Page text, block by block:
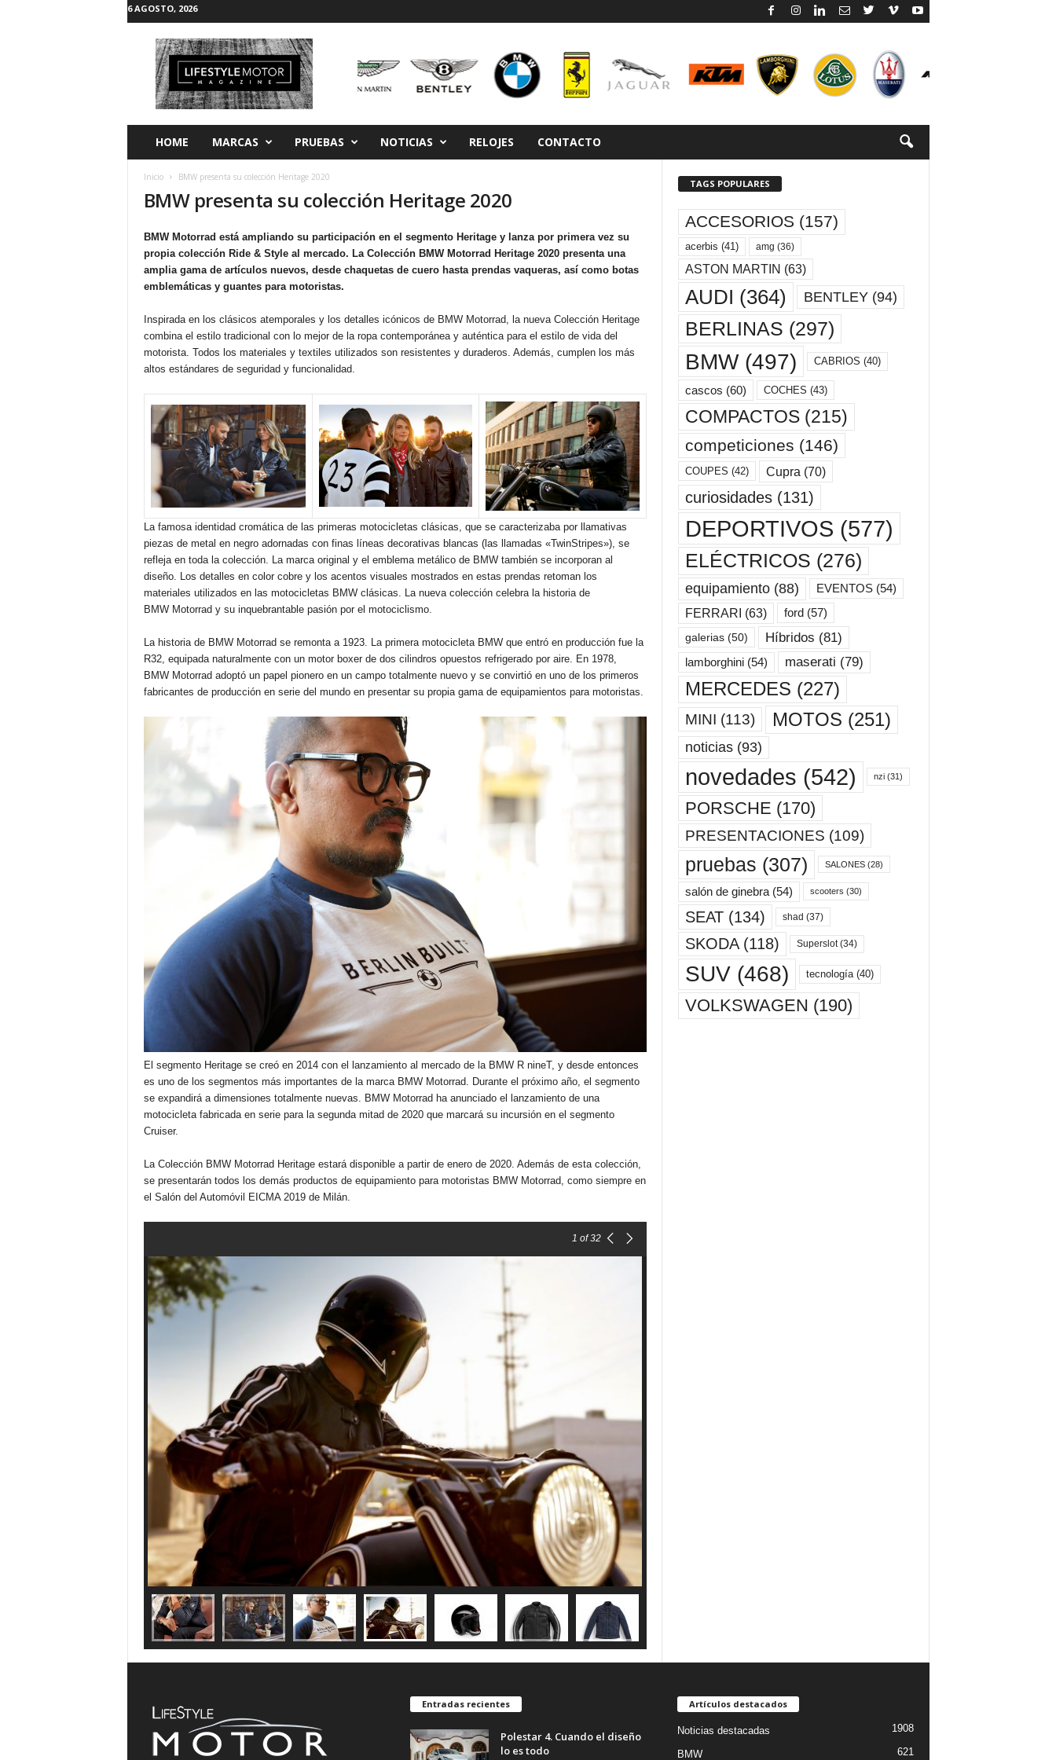
6 AGOSTO, 2026
HOME MARCAS PRUEBAS NOTICIAS RELOJES CONTACTO
Inicio BMW presenta su colección Heritage 2020
BMW presenta su colección Heritage 2020
BMW Motorrad está ampliando su participación en el segmento Heritage y lanza por primera vez su
propia colección Ride & Style al mercado. La Colección BMW Motorrad Heritage 2020 presenta una
amplia gama de artículos nuevos, desde chaquetas de cuero hasta prendas vaqueras, así como botas
emblemáticas y guantes para motoristas.
Inspirada en los clásicos atemporales y los detalles icónicos de BMW Motorrad, la nueva Colección Heritage
combina el estilo tradicional con lo mejor de la ropa contemporánea y auténtica para el estilo de vida del
motorista. Todos los materiales y textiles utilizados son resistentes y duraderos. Además, cumplen los más
altos estándares de seguridad y funcionalidad.
La famosa identidad cromática de las primeras motocicletas clásicas, que se caracterizaba por llamativas
piezas de metal en negro adornadas con finas líneas decorativas blancas (las llamadas «TwinStripes»), se
refleja en toda la colección. La marca original y el emblema metálico de BMW también se incorporan al
diseño. Los detalles en color cobre y los acentos visuales mostrados en estas prendas retoman los
materiales utilizados en las motocicletas BMW clásicas. La nueva colección celebra la historia de
BMW Motorrad y su inquebrantable pasión por el motociclismo.
La historia de BMW Motorrad se remonta a 1923. La primera motocicleta BMW que entró en producción fue la
R32, equipada naturalmente con un motor boxer de dos cilindros opuestos refrigerado por aire. En 1978,
BMW Motorrad adoptó un papel pionero en un campo totalmente nuevo y se convirtió en uno de los primeros
fabricantes de producción en serie del mundo en presentar su propia gama de equipamientos para motoristas.
El segmento Heritage se creó en 2014 con el lanzamiento al mercado de la BMW R nineT, y desde entonces
es uno de los segmentos más importantes de la marca BMW Motorrad. Durante el próximo año, el segmento
se expandirá a dimensiones totalmente nuevas. BMW Motorrad ha anunciado el lanzamiento de una
motocicleta fabricada en serie para la segunda mitad de 2020 que marcará su incursión en el segmento
Cruiser.
La Colección BMW Motorrad Heritage estará disponible a partir de enero de 2020. Además de esta colección,
se presentarán todos los demás productos de equipamiento para motoristas BMW Motorrad, como siempre en
el Salón del Automóvil EICMA 2019 de Milán.
1 of 32
TAGS POPULARES
ACCESORIOS (157)
acerbis (41) amg (36)
ASTON MARTIN (63)
AUDI (364) BENTLEY(94)
BERLINAS (297)
BMW(497) CABRIOS (40)
cascos (60) COCHES (43)
COMPACTOS(215)
competiciones (146)
COUPES (42) Cupra (70)
curiosidades(131)
DEPORTIVOS (577)
ELÉCTRICOS (276)
equipamiento(88) EVENTOS(54)
FERRARI (63) ford(57)
galerias(50) Híbridos (81)
lamborghini(54) maserati (79)
MERCEDES (227)
MINI (113) MOTOS (251)
noticias(93)
novedades (542) nzi(31)
PORSCHE (170)
PRESENTACIONES (109)
pruebas (307) SALONES(28)
salón de ginebra(54) scooters (30)
SEAT(134) shad (37)
SKODA(118) Superslot(34)
SUV(468) tecnología(40)
VOLKSWAGEN (190)
Entradas recientes
Polestar 4. Cuando el diseño
lo es todo
Artículos destacados
Noticias destacadas 1908
BMW 621